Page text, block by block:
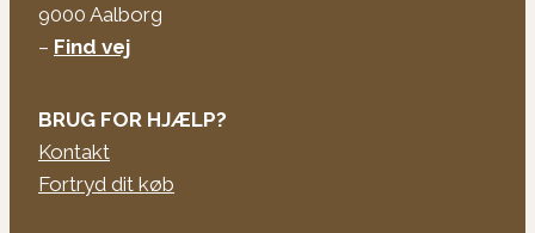
9000 Aalborg
– Find vej
BRUG FOR HJÆLP?
Kontakt
Fortryd dit køb